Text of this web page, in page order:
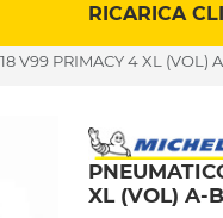
RICARICA
V99 PRIMACY 4 XL (VOL)
XL (VOL) A-